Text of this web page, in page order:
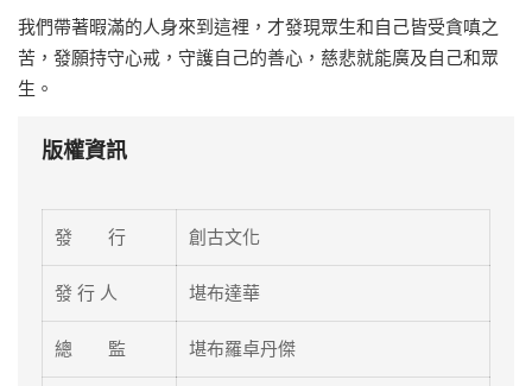
我們帶著暇滿的人身來到這裡，才發現眾生和自己皆受貪嗔之
苦，發願持守心戒，守護自己的善心，慈悲就能廣及自己和眾
生。
版權資訊
發 行 創古文化
發 行 人 堪布達華
總 監 堪布羅卓丹傑